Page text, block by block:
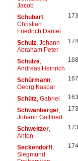
Jacob
Schubart,
Christian
Friedrich Daniel
Schulz, Johann
Abraham Peter
Schulze,
Andreas Heinrich
Schürmann,
Georg Kaspar
Schütz, Gabriel
Schwanberger,
Johann Gottfried
Schweitzer,
Anton
Seckendorff,
Siegmund